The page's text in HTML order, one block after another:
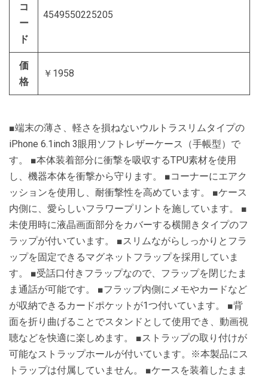
コ
ー
ド
4549550225205
価
格
￥1958
■端末の薄さ、軽さを損ねないウルトラスリムタイプの
iPhone 6.1inch 3眼用ソフトレザーケース（手帳型）で
す。 ■本体装着部分に衝撃を吸収するTPU素材を使用
し、機器本体を衝撃から守ります。 ■コーナーにエアク
ッションを使用し、耐衝撃性を高めています。 ■ケース
内側に、愛らしいフラワープリントを施しています。 ■
未使用時に液晶画面部分をカバーする横開きタイプのフ
ラップが付いています。 ■スリムながらしっかりとフラ
ップを固定できるマグネットフラップを採用していま
す。 ■受話口付きフラップなので、フラップを閉じたま
ま通話が可能です。 ■フラップ内側にメモやカードなど
が収納できるカードポケットが1つ付いています。 ■背
面を折り曲げることでスタンドとして使用でき、動画視
聴などを快適に楽しめます。 ■ストラップの取り付けが
可能なストラップホールが付いています。※本製品にス
トラップは付属していません。 ■ケースを装着したまま